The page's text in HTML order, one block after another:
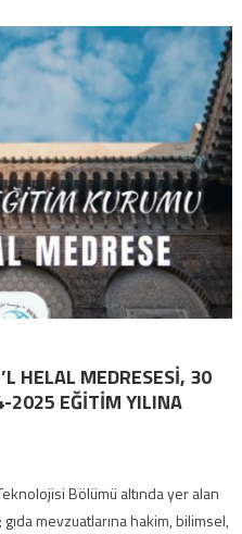
HELAL MEDRESESİ, 30
2025 EĞİTİM YILINA
Bölümü altında yer alan
mevzuatlarına hakim, bilimsel,